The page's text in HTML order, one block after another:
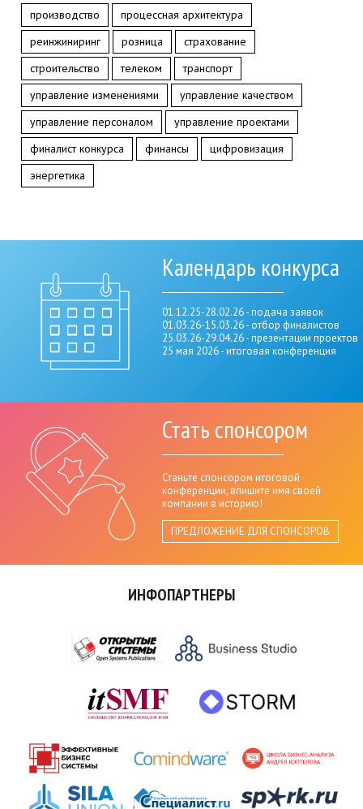
производство
процессная архитектура
реинжиниринг
розница
страхование
строительство
телеком
транспорт
управление изменениями
управление качеством
управление персоналом
управление проектами
финалист конкурса
финансы
цифровизация
энергетика
Календарь конкурса
01.12.25-28.02.26 - подача заявок
01.03.26-15.03.26 - отбор финалистов
25.03.26-29.04.26 - презентации проектов
25 мая 2026 - итоговая конференция
Стать спонсором
Станьте спонсором итоговой
конференции, впишите имя своей
компании в историю!
ПРЕДЛОЖЕНИЕ ДЛЯ СПОНСОРОВ
ИНФОПАРТНЕРЫ